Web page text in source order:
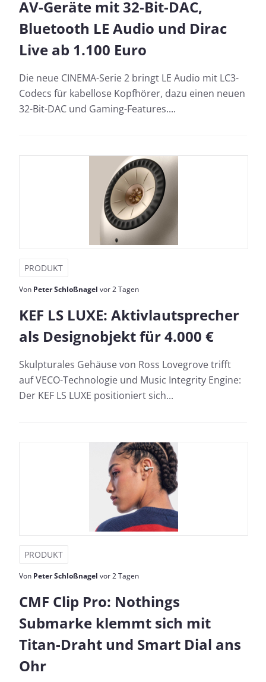
AV-Geräte mit 32-Bit-DAC,
Bluetooth LE Audio und Dirac
Live ab 1.100 Euro
Die neue CINEMA-Serie 2 bringt LE Audio mit LC3-
Codecs für kabellose Kopfhörer, dazu einen neuen
32-Bit-DAC und Gaming-Features....
PRODUKT
Von Peter Schloßnagel vor 2 Tagen
KEF LS LUXE: Aktivlautsprecher
als Designobjekt für 4.000 €
Skulpturales Gehäuse von Ross Lovegrove trifft
auf VECO-Technologie und Music Integrity Engine:
Der KEF LS LUXE positioniert sich...
PRODUKT
Von Peter Schloßnagel vor 2 Tagen
CMF Clip Pro: Nothings
Submarke klemmt sich mit
Titan-Draht und Smart Dial ans
Ohr